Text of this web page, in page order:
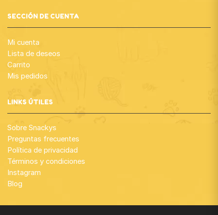
SECCIÓN DE CUENTA
Mi cuenta
Lista de deseos
Carrito
Mis pedidos
LINKS ÚTILES
Sobre Snackys
Preguntas frecuentes
Política de privacidad
Términos y condiciones
Instagram
Blog